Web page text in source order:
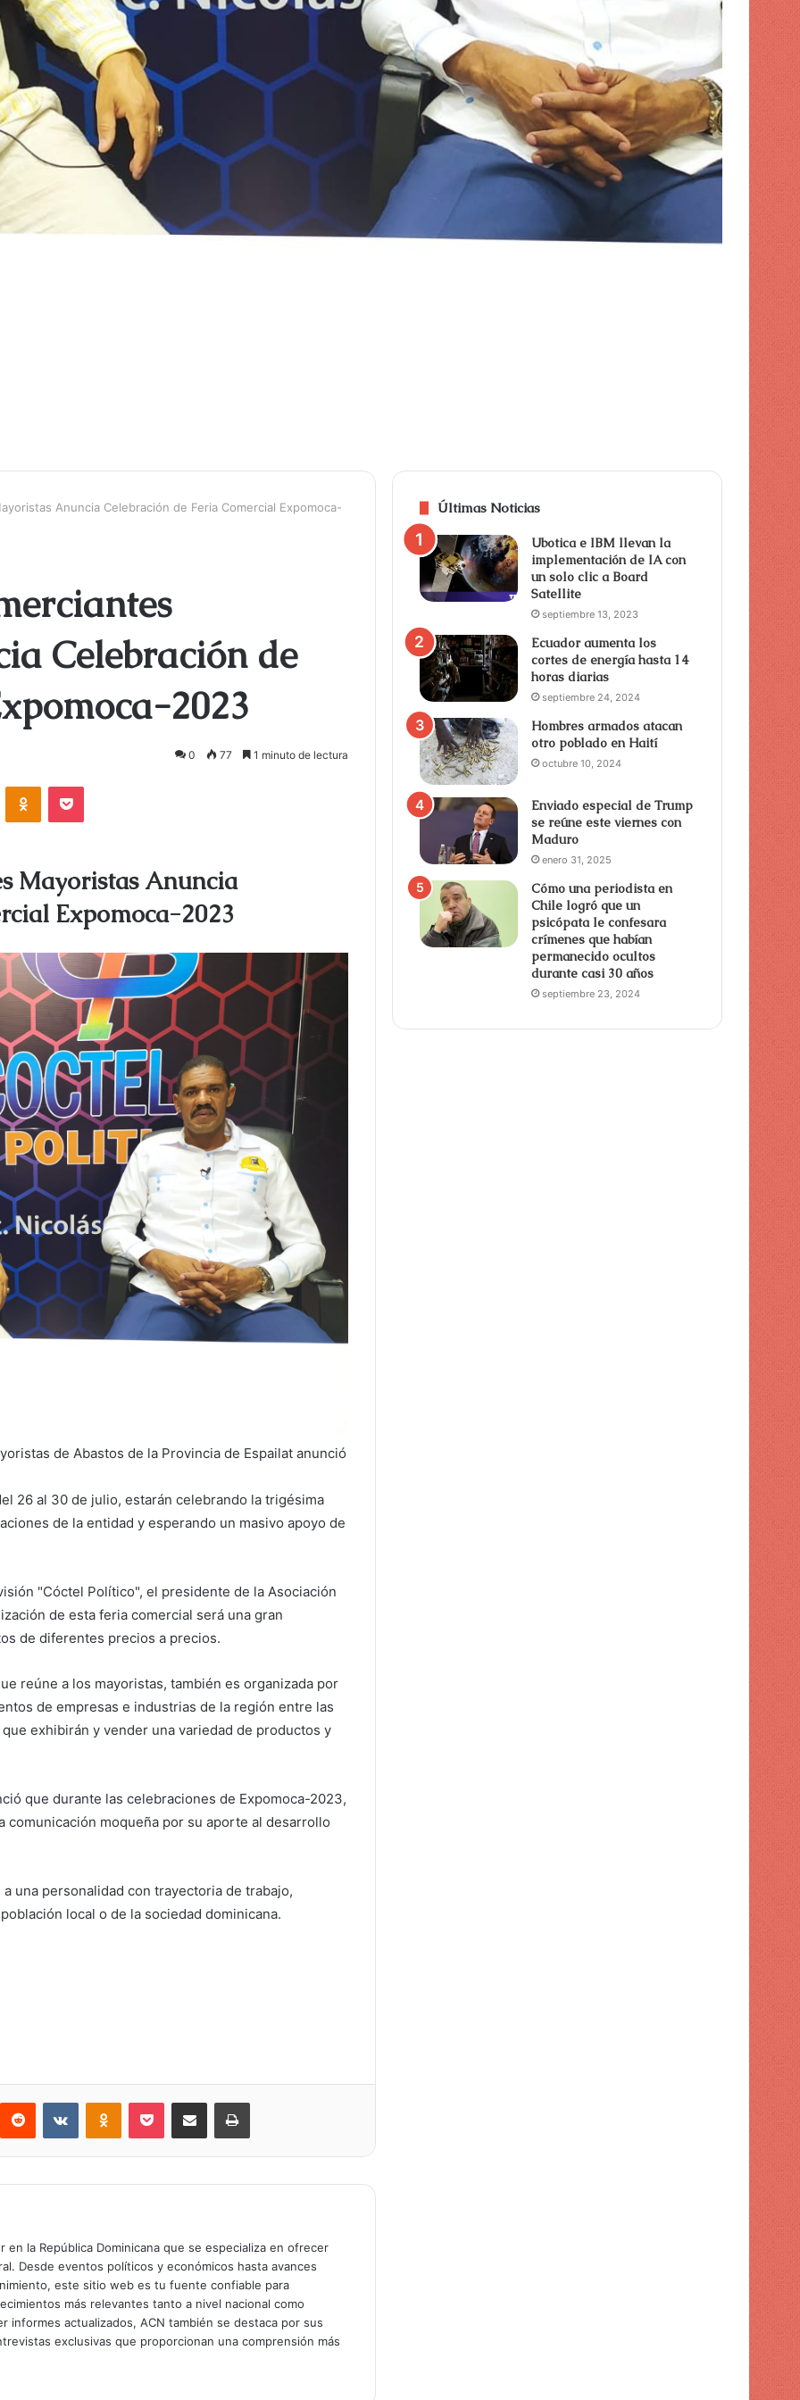
Anuncia Celebración de Feria Comercial Expomoca-
Celebración de
2023
0 77 1 minuto de lectura
Mayoristas Anuncia
Expomoca-2023
de Abastos de la Provincia de Espailat anunció
26 al 30 de julio, estarán celebrando la trigésima
de la entidad y esperando un masivo apoyo de
"Cóctel Político", el presidente de la Asociación
de esta feria comercial será una gran
de diferentes precios a precios.
reúne a los mayoristas, también es organizada por
de empresas e industrias de la región entre las
exhibirán y vender una variedad de productos y
que durante las celebraciones de Expomoca-2023,
comunicación moqueña por su aporte al desarrollo
una personalidad con trayectoria de trabajo,
local o de la sociedad dominicana.
en la República Dominicana que se especializa en ofrecer
Desde eventos políticos y económicos hasta avances
este sitio web es tu fuente confiable para
más relevantes tanto a nivel nacional como
informes actualizados, ACN también se destaca por sus
exclusivas que proporcionan una comprensión más
Últimas Noticias
Ubotica e IBM llevan la
implementación de IA con
un solo clic a Board
Satellite
septiembre 13, 2023
Ecuador aumenta los
cortes de energía hasta 14
horas diarias
septiembre 24, 2024
Hombres armados atacan
otro poblado en Haití
octubre 10, 2024
Enviado especial de Trump
se reúne este viernes con
Maduro
enero 31, 2025
Cómo una periodista en
Chile logró que un
psicópata le confesara
crímenes que habían
permanecido ocultos
durante casi 30 años
septiembre 23, 2024